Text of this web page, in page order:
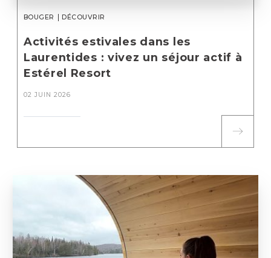
BOUGER DÉCOUVRIR
Activités estivales dans les
Laurentides : vivez un séjour actif à
Estérel Resort
02 JUIN 2026